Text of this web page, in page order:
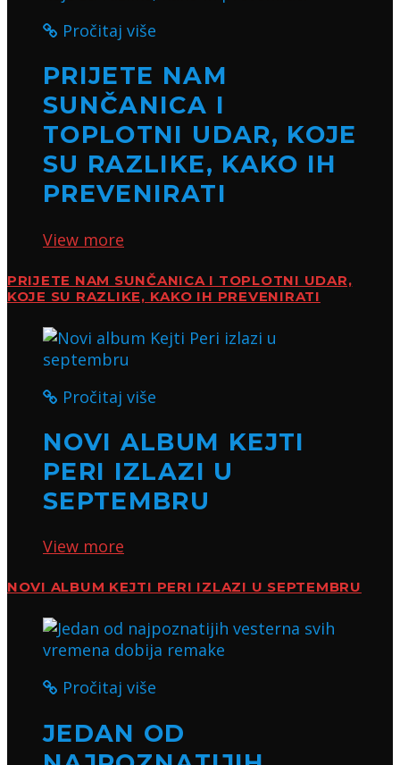
Pročitaj više
PRIJETE NAM
SUNČANICA I
TOPLOTNI UDAR, KOJE
SU RAZLIKE, KAKO IH
PREVENIRATI
View more
PRIJETE NAM SUNČANICA I TOPLOTNI UDAR,
KOJE SU RAZLIKE, KAKO IH PREVENIRATI
Pročitaj više
NOVI ALBUM KEJTI
PERI IZLAZI U
SEPTEMBRU
View more
NOVI ALBUM KEJTI PERI IZLAZI U SEPTEMBRU
Pročitaj više
JEDAN OD